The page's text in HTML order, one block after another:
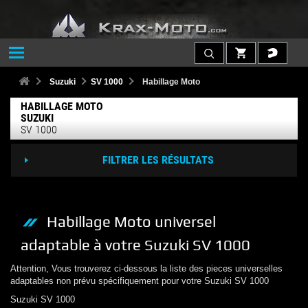
Suzuki SV 1000 Habillage Moto
HABILLAGE MOTO
SUZUKI
SV 1000
FILTRER LES RÉSULTATS
Habillage Moto universel
adaptable à votre Suzuki SV 1000
Attention, Vous trouverez ci-dessous la liste des pieces universelles
adaptables non prévu spécifiquement pour votre Suzuki SV 1000
Suzuki SV 1000